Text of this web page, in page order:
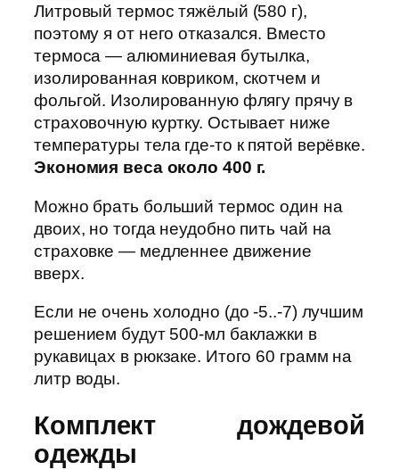
Литровый термос тяжёлый (580 г),
поэтому я от него отказался. Вместо
термоса — алюминиевая бутылка,
изолированная ковриком, скотчем и
фольгой. Изолированную флягу прячу в
страховочную куртку. Остывает ниже
температуры тела где-то к пятой верёвке.
Экономия веса около 400 г.
Можно брать больший термос один на
двоих, но тогда неудобно пить чай на
страховке — медленнее движение
вверх.
Если не очень холодно (до -5..-7) лучшим
решением будут 500-мл баклажки в
рукавицах в рюкзаке. Итого 60 грамм на
литр воды.
Комплект дождевой
одежды